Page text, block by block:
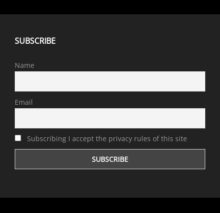
SUBSCRIBE
Name
Email
Subscribing I accept the privacy rules of this site